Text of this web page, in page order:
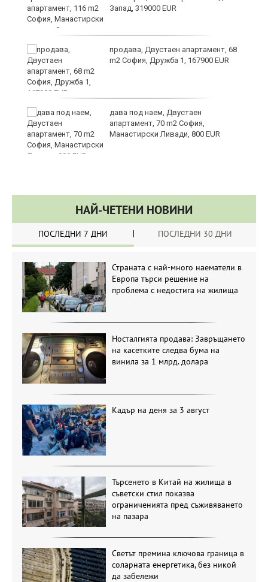
Запад, 319000 EUR
продава, Двустаен апартамент, 68
m2 София, Дружба 1, 167900 EUR
дава под наем, Двустаен
апартамент, 70 m2 София,
Манастирски Ливади, 800 EUR
НАЙ-ЧЕТЕНИ НОВИНИ
ПОСЛЕДНИ 7 ДНИ ПОСЛЕДНИ 30 ДНИ
Страната с най-много наематели в
Европа търси решение на
проблема с недостига на жилища
Носталгията продава: Завръщането
на касетките следва бума на
винила за 1 млрд. долара
Кадър на деня за 3 август
Търсенето в Китай на жилища в
съветски стил показва
ограниченията пред съживяването
на пазара
Светът премина ключова граница в
соларната енергетика, без никой
да забележи